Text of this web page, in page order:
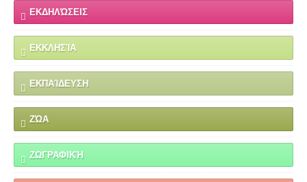
ΕΚΔΗΛΏΣΕΙΣ
ΕΚΚΛΗΣΊΑ
ΕΚΠΑΊΔΕΥΣΗ
ΖΏΑ
ΖΩΓΡΑΦΙΚΉ